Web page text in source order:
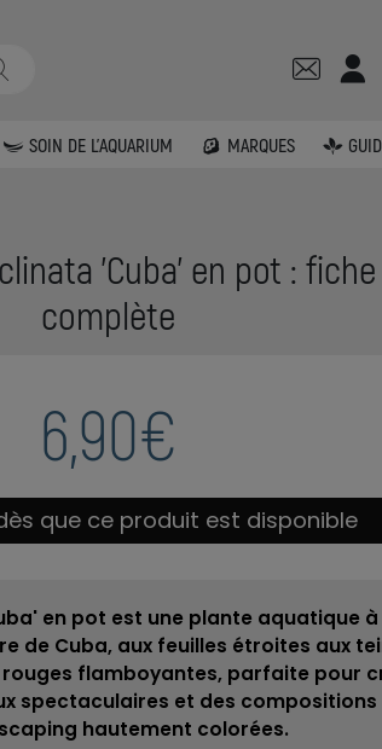
SOIN DE L'AQUARIUM MARQUES
'Cuba' en pot : fiche
complète
6,90€
que ce produit est disponible
en pot est une plante aquatique
de Cuba, aux feuilles étroites aux
flamboyantes, parfaite pour
spectaculaires et des compositions
hautement colorées.